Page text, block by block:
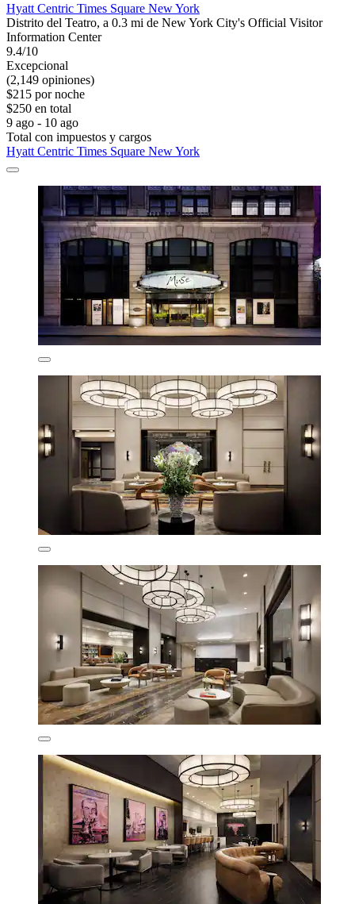
Hyatt Centric Times Square New York
Distrito del Teatro, a 0.3 mi de New York City's Official Visitor
Information Center
9.4/10
Excepcional
(2,149 opiniones)
$215 por noche
$250 en total
9 ago - 10 ago
Total con impuestos y cargos
Hyatt Centric Times Square New York